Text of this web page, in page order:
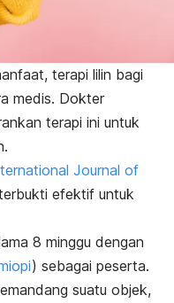
terapi lilin bagi
medis. Dokter
terapi ini untuk
Journal of
efektif untuk
8 minggu dengan
) sebagai peserta.
suatu objek,